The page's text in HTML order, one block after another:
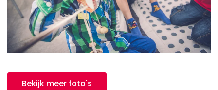
Bekijk meer foto's